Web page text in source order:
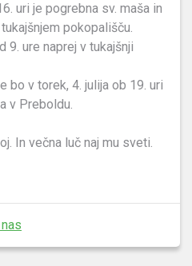
uri je pogrebna sv. maša in
pokopališču.
9. ure naprej v tukajšnji
bo v torek, 4. julija ob 19. uri
v Preboldu.
In večna luč naj mu sveti.